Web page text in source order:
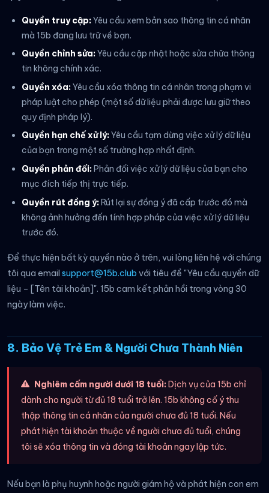
Quyền truy cập:Yêu cầu xem bản sao thông tin cá nhân
mà 15b đang lưu trữ về bạn.
Quyền chỉnh sửa:Yêu cầu cập nhật hoặc sửa chữa thông
tin không chính xác.
Quyền xóa:Yêu cầu xóa thông tin cá nhân trong phạm vi
pháp luật cho phép (một số dữ liệu phải được lưu giữ theo
quy định pháp lý).
Quyền hạn chế xử lý:Yêu cầu tạm dừng việc xử lý dữ liệu
của bạn trong một số trường hợp nhất định.
Quyền phản đối:Phản đối việc xử lý dữ liệu của bạn cho
mục đích tiếp thị trực tiếp.
Quyền rút đồng ý:Rút lại sự đồng ý đã cấp trước đó mà
không ảnh hưởng đến tính hợp pháp của việc xử lý dữ liệu
trước đó.
Để thực hiện bất kỳ quyền nào ở trên, vui lòng liên hệ với chúng
tôi qua email support@15b.club với tiêu đề "Yêu cầu quyền dữ
liệu – [Tên tài khoản]". 15b cam kết phản hồi trong vòng 30
ngày làm việc.
8. Bảo Vệ Trẻ Em & Người Chưa Thành Niên
Nghiêm cấm người dưới 18 tuổi:Dịch vụ của 15b chỉ
dành cho người từ đủ 18 tuổi trở lên. 15b không cố ý thu
thập thông tin cá nhân của người chưa đủ 18 tuổi. Nếu
phát hiện tài khoản thuộc về người chưa đủ tuổi, chúng
tôi sẽ xóa thông tin và đóng tài khoản ngay lập tức.
Nếu bạn là phụ huynh hoặc người giám hộ và phát hiện con em